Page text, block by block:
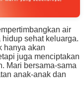
air
sehat keluarga.
hanya akan
juga menciptakan
Mari bersama-sama
anak-anak dan